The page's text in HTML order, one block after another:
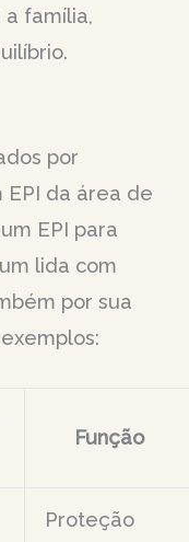
família,
por
EPI da área de
EPI para
lida com
por sua
Função
Proteção